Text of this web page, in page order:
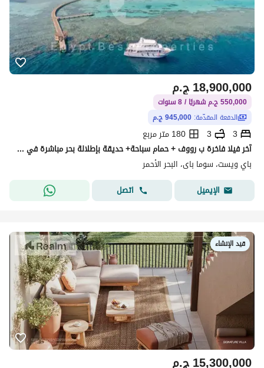
ج.م18,900,000
550,000 ج.م شهريًا / 8 سنوات
الدفعة المقدّمة: 945,000 ج.م
3
3
180 متر مربع
آخر فيلا فاخرة ب رووف + حمام سباحة+ حديقة بإطلالة بحر مباشرة في سوما باي | 5% مقدم فقط | تقسيط حتى 8 سنوات | فرصة لن تتكرر
باي ويست، سوما باى، البحر الأحمر
الإيميل
اتصل
قيد الإنشاء
ج.م15,300,000